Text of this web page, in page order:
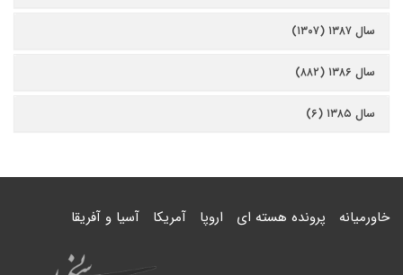
سال ۱۳۸۷ (۱۳۰۷)
سال ۱۳۸۶ (۸۸۲)
سال ۱۳۸۵ (۶)
خاورمیانه پرونده هسته ای اروپا آمریکا آسیا و آفریقا